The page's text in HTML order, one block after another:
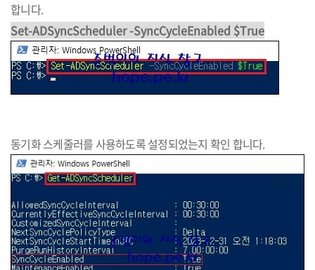
합니다.
Set-ADSyncScheduler -SyncCycleEnabled $True
동기화 스케줄러를 사용하도록 설정되었는지 확인 합니다.